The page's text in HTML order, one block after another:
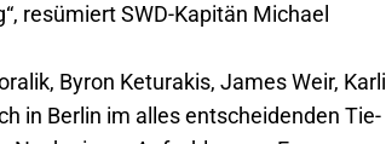
resümiert SWD-Kapitän Michael
Byron Keturakis, James Weir, Karli
in Berlin im alles entscheidenden Tie-